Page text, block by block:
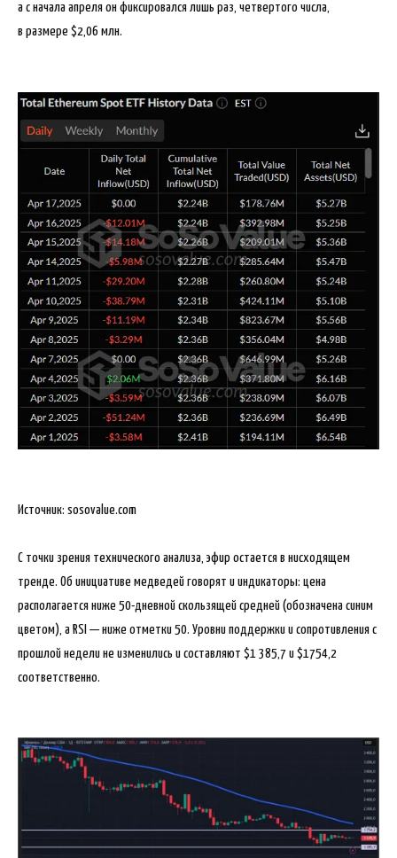
а с начала апреля он фиксировался лишь раз, четвертого числа,
в размере $2,06 млн.
Источник: sosovalue.com
С точки зрения технического анализа, эфир остается в нисходящем
тренде. Об инициативе медведей говорят и индикаторы: цена
располагается ниже 50-дневной скользящей средней (обозначена синим
цветом), а RSI — ниже отметки 50. Уровни поддержки и сопротивления с
прошлой недели не изменились и составляют $1 385,7 и $1754,2
соответственно.